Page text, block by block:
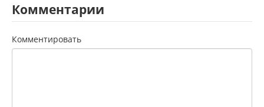
Комментарии
Комментировать